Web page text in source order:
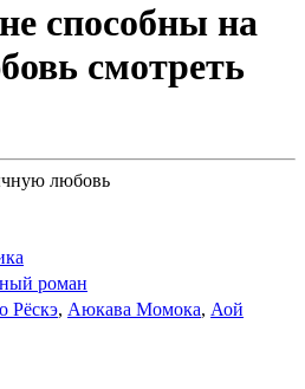
способны на
смотреть
роман
Рёскэ, Аюкава Момока, Аой